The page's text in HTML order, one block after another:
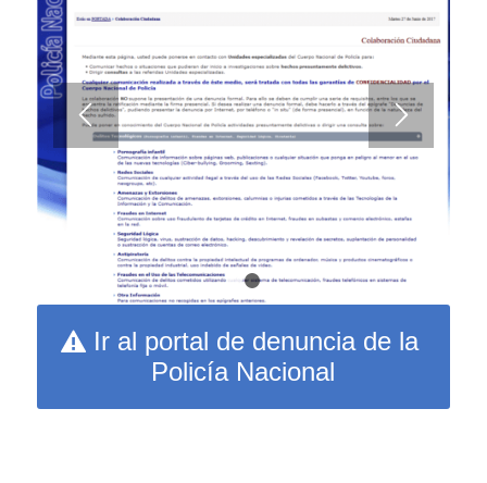
Ir al portal de denuncia de la
Policía Nacional